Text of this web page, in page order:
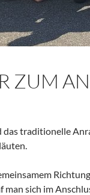
ZUM
das traditionelle
sich im